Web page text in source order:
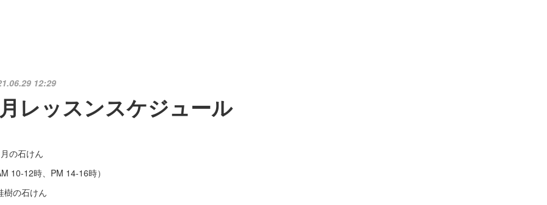
12:29
レッスンスケジュール
の石けん
10-12時、PM 14-16時）
樹の石けん